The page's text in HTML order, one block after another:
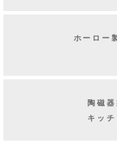
ホーロー
陶磁
キッ